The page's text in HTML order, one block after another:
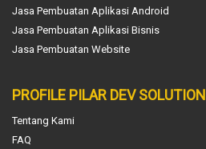
Jasa Pembuatan Aplikasi Android
Jasa Pembuatan Aplikasi Bisnis
Jasa Pembuatan Website
PROFILE PILAR DEV SOLUTION
Tentang Kami
FAQ